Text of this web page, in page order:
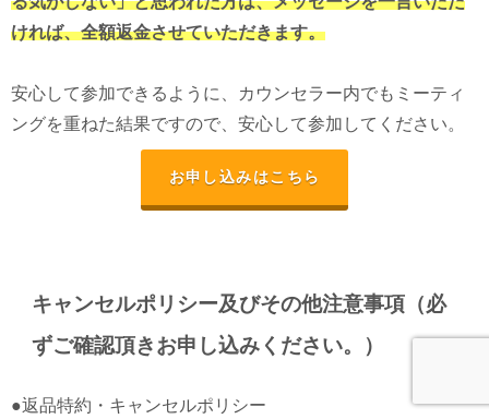
ければ、全額返金させていただきます。
安心して参加できるように、カウンセラー内でもミーティ
ングを重ねた結果ですので、安心して参加してください。
お申し込みはこちら
キャンセルポリシー及びその他注意事項（必
ずご確認頂きお申し込みください。）
●返品特約・キャンセルポリシー